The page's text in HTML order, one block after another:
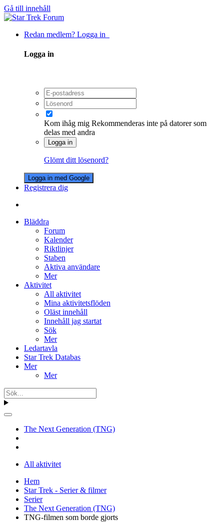
Gå till innehåll
Redan medlem? Logga in
Logga in
Kom ihåg mig Rekommenderas inte på datorer som
delas med andra
Logga in
Glömt ditt lösenord?
Logga in med Google
Registrera dig
Bläddra
Forum
Kalender
Riktlinjer
Staben
Aktiva användare
Mer
Aktivitet
All aktivitet
Mina aktivitetsflöden
Oläst innehåll
Innehåll jag startat
Sök
Mer
Ledartavla
Star Trek Databas
Mer
Mer
The Next Generation (TNG)
All aktivitet
Hem
Star Trek - Serier & filmer
Serier
The Next Generation (TNG)
TNG-filmen som borde gjorts